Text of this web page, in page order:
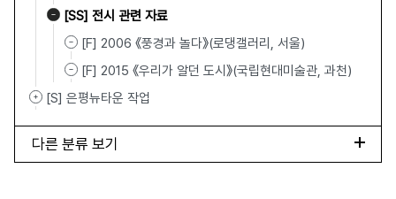
[SS] 전시 관련 자료
[F] 2006 《풍경과 놀다》(로댕갤러리, 서울)
[F] 2015 《우리가 알던 도시》(국립현대미술관, 과천)
[S] 은평뉴타운 작업
다른 분류 보기